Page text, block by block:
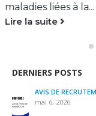
et ses
Lire la suite
DERNIERS POSTS
Nous devons
l’ingérence de